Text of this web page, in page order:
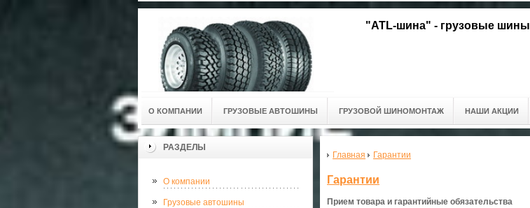
"ATL-шина" - грузовые шины
О КОМПАНИИ ГРУЗОВЫЕ АВТОШИНЫ ГРУЗОВОЙ ШИНОМОНТАЖ НАШИ АКЦИИ
РАЗДЕЛЫ
О компании
Грузовые автошины
Главная Гарантии
Гарантии
Прием товара и гарантийные обязательства